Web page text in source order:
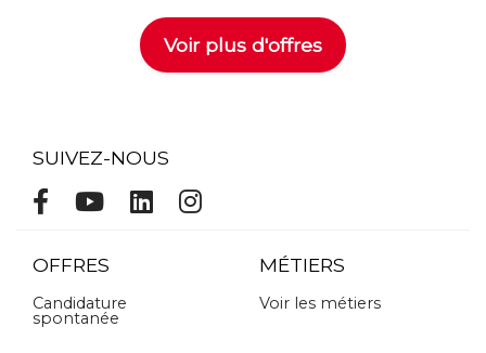
Voir plus d'offres
SUIVEZ-NOUS
OFFRES
Candidature
spontanée
MÉTIERS
Voir les métiers